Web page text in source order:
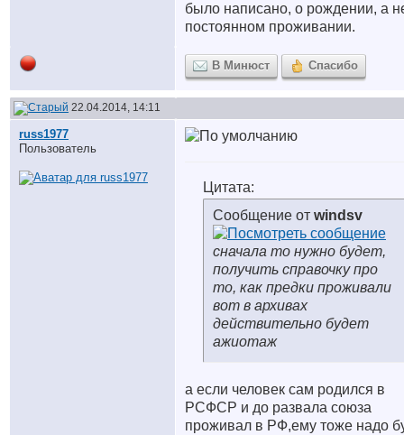
было написано, о рождении, а
постоянном проживании.
В Минюст Спасибо
22.04.2014, 14:11
russ1977
Пользователь
Цитата:
Сообщение от windsv
сначала то нужно будет,
получить справочку про
то, как предки проживали
вот в архивах
действительно будет
ажиотаж
а если человек сам родился в
РСФСР и до развала союза
проживал в РФ,ему тоже надо